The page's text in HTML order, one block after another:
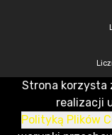
CMS & Hosting: Nefeni Sp. z
Strona korzysta
realizacji
Polityką Plików